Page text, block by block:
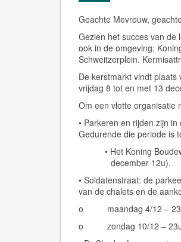
Geachte Mevrouw,
Gezien het succes van de
ook in de omgeving;
Schweitzerplein.
De kerstmarkt vindt
vrijdag 8 tot en met 13
Om een vlotte organisatie
• Parkeren en rijden zijn
Gedurende die periode is
Het Koning
december 12u).
• Soldatenstraat: de
van de chalets en de
o maandag 4/12 – 23u
o zondag 10/12 – 23u